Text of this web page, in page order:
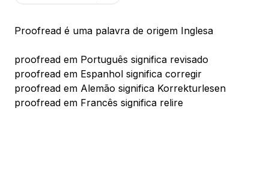
Proofread é uma palavra de origem Inglesa
proofread em Português significa revisado
proofread em Espanhol significa corregir
proofread em Alemão significa Korrekturlesen
proofread em Francês significa relire